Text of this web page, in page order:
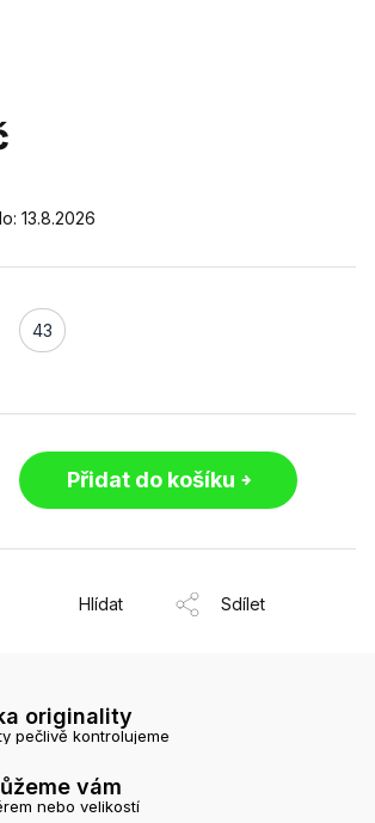
43
13.8.2026
Přidat do košíku
Hlídat Sdílet
originality
pečlivě kontrolujeme
vám
nebo velikostí